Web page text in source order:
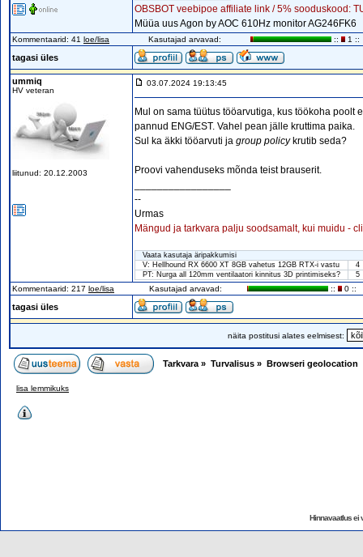
OBSBOT veebipoe affiliate link / 5% sooduskood:
Müüa uus Agon by AOC 610Hz monitor AG246FK6
Kommentaarid: 41 loe/lisa Kasutajad arvavad: :: 1 ::
tagasi üles
ummiq
HV veteran
liitunud: 20.12.2003
03.07.2024 19:13:45
Mul on sama tüütus tööarvutiga, kus töökoha
pannud ENG/EST. Vahel pean jälle kruttima paika.
Sul ka äkki tööarvuti ja group policykrutib seda?
Proovi vahenduseks mõnda teist brauserit.
--
Urmas
Mängud ja tarkvara palju soodsamalt, kui muidu -
Vaata kasutaja äripakkumisi
V: Hellhound RX 6600 XT 8GB vahetus 12GB RTX-i vastu
4
PT: Nurga all 120mm ventilaatori kinnitus 3D printimiseks?
5
Kommentaarid: 217 loe/lisa Kasutajad arvavad: :: 0 ::
tagasi üles
näita postitusi alates eelmisest:
Tarkvara » Turvalisus » Browseri geolocation
lisa lemmikuks
Hinnavaatlus ei